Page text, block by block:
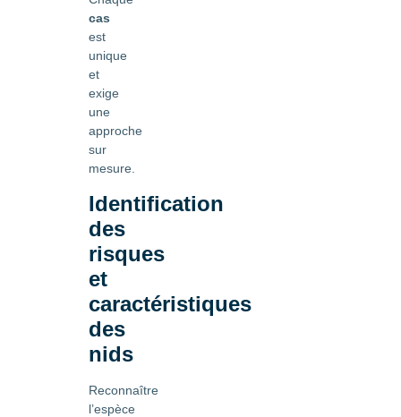
cas
est
unique
et
exige
une
approche
sur
mesure.
Identification
des
risques
et
caractéristiques
des
nids
Reconnaître
l’espèce